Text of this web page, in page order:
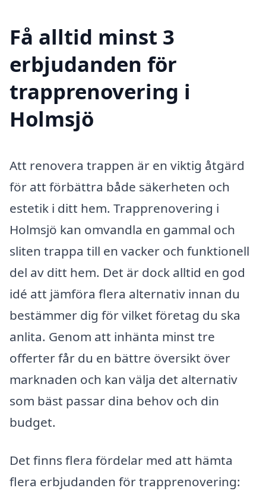
Få alltid minst 3
erbjudanden för
trapprenovering i
Holmsjö
Att renovera trappen är en viktig åtgärd
för att förbättra både säkerheten och
estetik i ditt hem. Trapprenovering i
Holmsjö kan omvandla en gammal och
sliten trappa till en vacker och funktionell
del av ditt hem. Det är dock alltid en god
idé att jämföra flera alternativ innan du
bestämmer dig för vilket företag du ska
anlita. Genom att inhänta minst tre
offerter får du en bättre översikt över
marknaden och kan välja det alternativ
som bäst passar dina behov och din
budget.
Det finns flera fördelar med att hämta
flera erbjudanden för trapprenovering: